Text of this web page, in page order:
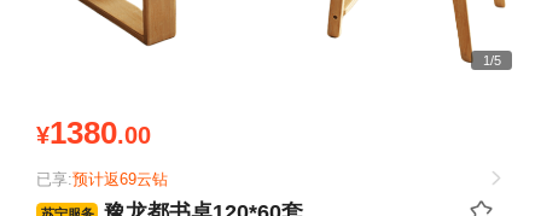
1/5
¥1380.00
已享:预计返69云钻